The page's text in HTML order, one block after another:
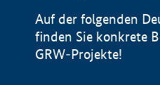
Auf der folgenden
finden Sie konkrete
GRW-Projekte!